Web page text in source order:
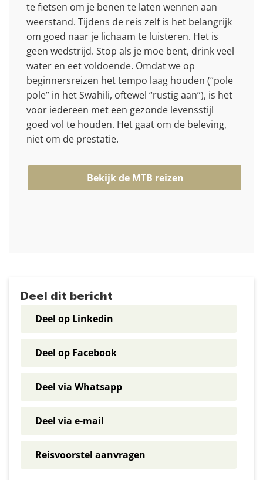
te fietsen om je benen te laten wennen aan
weerstand. Tijdens de reis zelf is het belangrijk
om goed naar je lichaam te luisteren. Het is
geen wedstrijd. Stop als je moe bent, drink veel
water en eet voldoende. Omdat we op
beginnersreizen het tempo laag houden (“pole
pole” in het Swahili, oftewel “rustig aan”), is het
voor iedereen met een gezonde levensstijl
goed vol te houden. Het gaat om de beleving,
niet om de prestatie.
Bekijk de MTB reizen
Deel dit bericht
Deel op Linkedin
Deel op Facebook
Deel via Whatsapp
Deel via e-mail
Reisvoorstel aanvragen